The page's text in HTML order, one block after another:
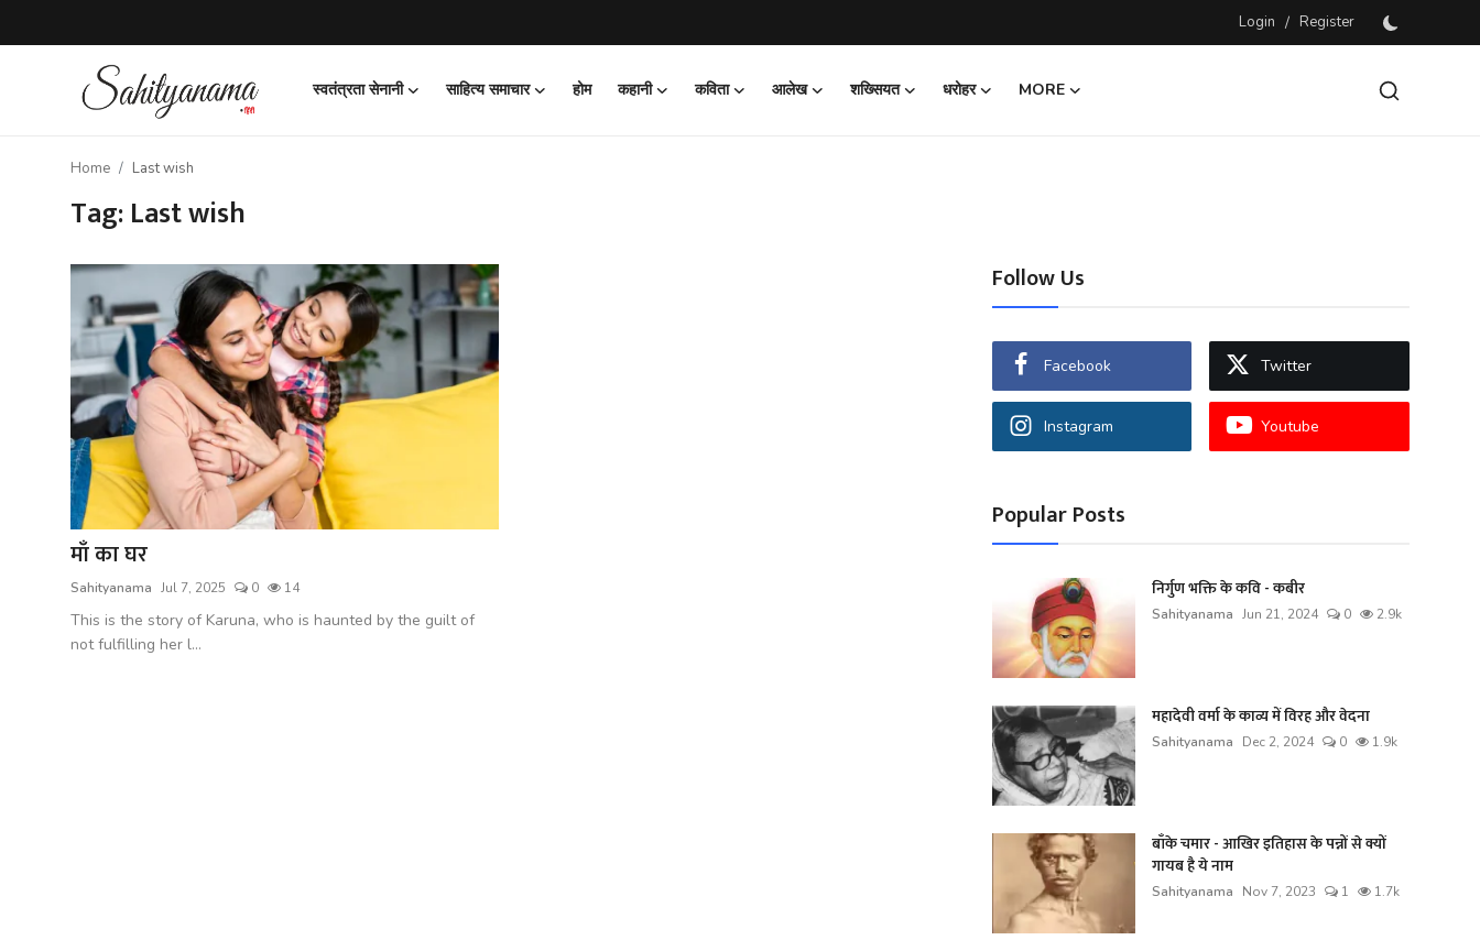
Login / Register
स्वतंत्रता सेनानी साहित्य समाचार होम कहानी कविता आलेख शख्सियत धरोहर
MORE
Register
शख्सियत
यात्रावृत्तांत
Home Last wish
Tag: Last wish
माँ का घर
Sahityanama Jul 7, 2025 0 14
This is the story of Karuna, who is haunted by the guilt of
not fulfilling her l...
Follow Us
Facebook Twitter
Instagram Youtube
Popular Posts
निर्गुण भक्ति के कवि - कबीर
Sahityanama Jun 21, 2024 0 2.9k
महादेवी वर्मा के काव्य में विरह और वेदना
Sahityanama Dec 2, 2024 0 1.9k
बाँके चमार - आखिर इतिहास के पन्नों से क्यों
गायब है ये नाम
Sahityanama Nov 7, 2023 1 1.7k